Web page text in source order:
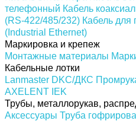
телефонный Кабель
(RS-422/485/232) Кабель
(Industrial Ethernet)
Маркировка и крепеж
Монтажные материалы
Кабельные лотки
Lanmaster DKC/ДКС
AXELENT IEK
Трубы, металлорукав,
Аксессуары Труба